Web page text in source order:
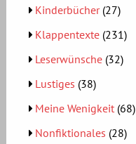
Kinderbücher(27)
Klappentexte (231)
Leserwünsche (32)
Lustiges (38)
Meine Wenigkeit (68)
Nonfiktionales (28)